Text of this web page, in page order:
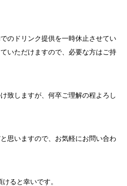
のドリンク提供を一時休止させてい
いただけますので、必要な方はご持
致しますが、何卒ご理解の程よろし
思いますので、お気軽にお問い合わ
けると幸いです。